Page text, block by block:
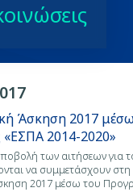
Άσκηση 2017
2014-2020»
των αιτήσεων για
να συμμετάσχουν στη
2017 μέσω του